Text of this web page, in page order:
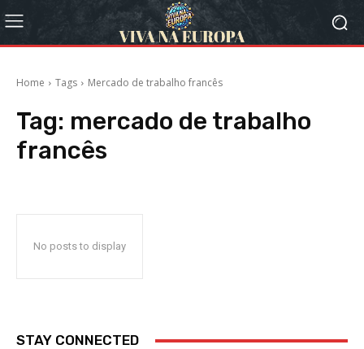
Home Tags Mercado de trabalho francês
Tag: mercado de trabalho
francês
No posts to display
STAY CONNECTED